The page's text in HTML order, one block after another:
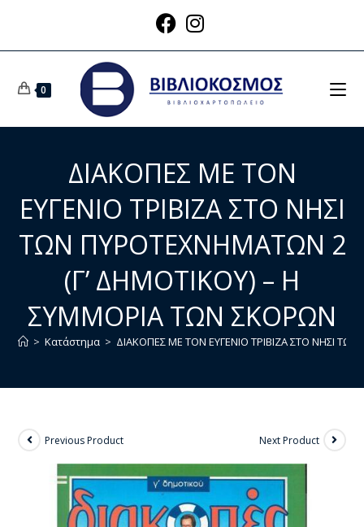
0
ΔΙΑΚΟΠΕΣ ΜΕ ΤΟΝ
ΕΥΓΕΝΙΟ ΤΡΙΒΙΖΑ ΣΤΟ ΝΗΣΙ
ΤΩΝ ΠΥΡΟΤΕΧΝΗΜΑΤΩΝ 2
(Γ’ ΔΗΜΟΤΙΚΟΥ) – Η
ΣΥΜΜΟΡΙΑ ΤΩΝ ΣΚΟΡΩΝ
> Κατάστημα > ΔΙΑΚΟΠΕΣ ΜΕ ΤΟΝ ΕΥΓΕΝΙΟ ΤΡΙΒΙΖΑ ΣΤΟ ΝΗΣΙ
Previous Product Next Product